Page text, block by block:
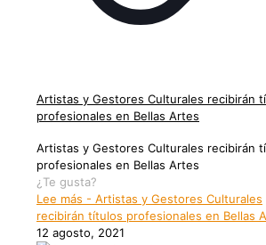
Artistas y Gestores Culturales recibirán
profesionales en Bellas Artes
Artistas y Gestores Culturales recibirán
profesionales en Bellas Artes
¿Te gusta?
Lee más - Artistas y Gestores Culturales
recibirán títulos profesionales en Bellas
12 agosto, 2021